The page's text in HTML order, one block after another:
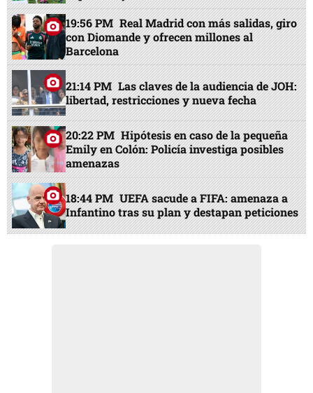
19:56 PM Real Madrid con más salidas, giro
con Diomande y ofrecen millones al
Barcelona
21:14 PM Las claves de la audiencia de JOH:
libertad, restricciones y nueva fecha
20:22 PM Hipótesis en caso de la pequeña
Emily en Colón: Policía investiga posibles
amenazas
18:44 PM UEFA sacude a FIFA: amenaza a
Infantino tras su plan y destapan peticiones